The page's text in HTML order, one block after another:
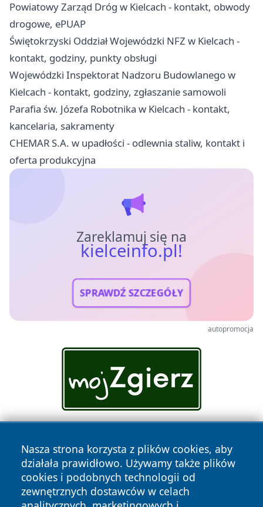
Powiatowy Zarząd Dróg w Kielcach - kontakt, obwody
drogowe, ePUAP
Świętokrzyski Oddział Wojewódzki NFZ w Kielcach -
kontakt, godziny, punkty obsługi
Wojewódzki Inspektorat Nadzoru Budowlanego w
Kielcach - kontakt, godziny, zgłaszanie samowoli
Parafia św. Józefa Robotnika w Kielcach - kontakt,
kancelaria, sakramenty
CHEMAR S.A. w upadłości - odlewnia staliw, kontakt i
oferta produkcyjna
Zareklamuj się na
kielceinfo.pl!
SPRAWDŹ SZCZEGÓŁY
autopromocja
Nasza strona korzysta z plików cookies, aby
działała prawidłowo. Używamy także plików
cookies i podobnych technologii od
zewnętrznych dostawców w celach